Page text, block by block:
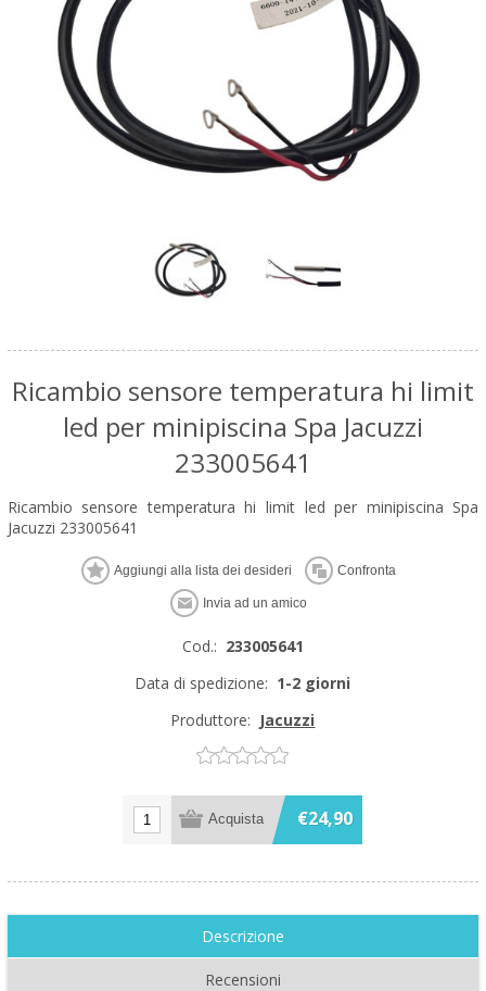
Ricambio sensore temperatura hi limit
led per minipiscina Spa Jacuzzi
233005641
Ricambio sensore temperatura hi limit led per minipiscina Spa
Jacuzzi 233005641
Cod.: 233005641
Data di spedizione: 1-2 giorni
Produttore: Jacuzzi
€24,90
Descrizione
Recensioni